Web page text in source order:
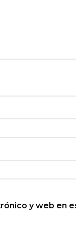
y web en